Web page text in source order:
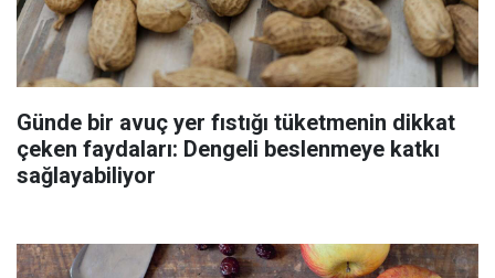
Günde bir avuç yer fıstığı tüketmenin dikkat
çeken faydaları: Dengeli beslenmeye katkı
sağlayabiliyor